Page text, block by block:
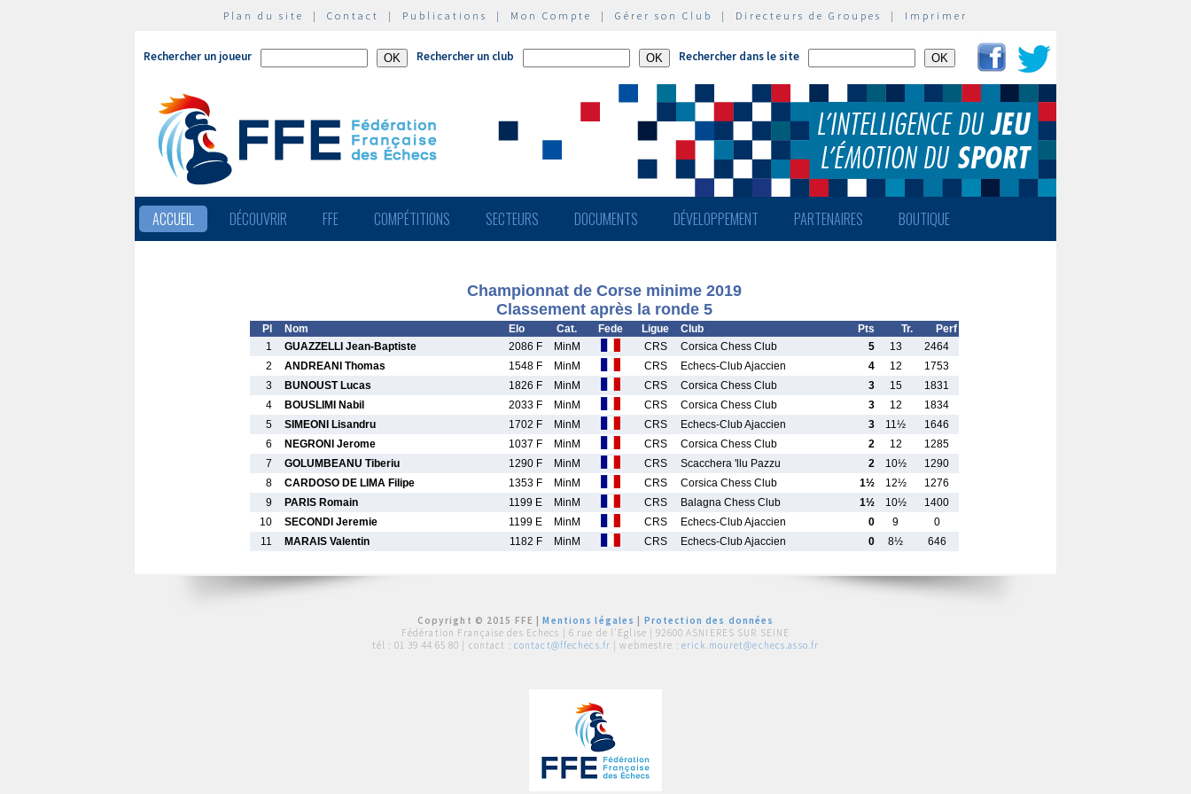
Plan du site | Contact | Publications | Mon Compte | Gérer son Club | Directeurs de Groupes | Imprimer
Rechercher un joueur Rechercher un club Rechercher dans le site
ACCUEIL DÉCOUVRIR FFE COMPÉTITIONS SECTEURS DOCUMENTS DÉVELOPPEMENT PARTENAIRES BOUTIQUE
Championnat de Corse minime 2019
Classement après la ronde 5
Pl Nom Elo Cat. Fede Ligue Club Pts Tr.
Perf
1
GUAZZELLI Jean-Baptiste 2086 F MinM CRS Corsica Chess Club 5 13
2464
2
ANDREANI Thomas 1548 F MinM CRS Echecs-Club Ajaccien 4 12
1753
3
BUNOUST Lucas 1826 F MinM CRS Corsica Chess Club 3 15
1831
4
BOUSLIMI Nabil 2033 F MinM CRS Corsica Chess Club 3 12
1834
5
SIMEONI Lisandru 1702 F MinM CRS Echecs-Club Ajaccien 3 11½
1646
6
NEGRONI Jerome 1037 F MinM CRS Corsica Chess Club 2 12
1285
7
GOLUMBEANU Tiberiu 1290 F MinM CRS Scacchera 'llu Pazzu 2 10½
1290
8
CARDOSO DE LIMA Filipe 1353 F MinM CRS Corsica Chess Club 1½ 12½
1276
9
PARIS Romain 1199 E MinM CRS Balagna Chess Club 1½ 10½
1400
10
SECONDI Jeremie 1199 E MinM CRS Echecs-Club Ajaccien 0 9
0
11
MARAIS Valentin 1182 F MinM CRS Echecs-Club Ajaccien 0 8½ 646
Copyright © 2015 FFE |Mentions légales
Protection des données
Fédération Française des Echecs | 6 rue de l'Eglise | 92600 ASNIERES SUR SEINE
tél : 01 39 44 65 80 | contact : contact@ffechecs.fr | webmestre : erick.mouret@echecs.asso.fr